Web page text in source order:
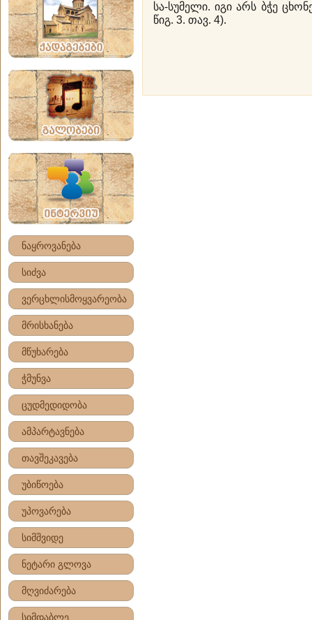
ნაყროვანება
სიძვა
ვერცხლისმოყვარეობა
მრისხანება
მწუხარება
ჭმუნვა
ცუდმედიდობა
ამპარტავნება
თავშეკავება
უბიწოება
უპოვარება
სიმშვიდე
ნეტარი გლოვა
მღვიძარება
სიმდაბლე
სა-სუმელი. იგი არს ბჭე
წიგ. 3. თავ. 4).